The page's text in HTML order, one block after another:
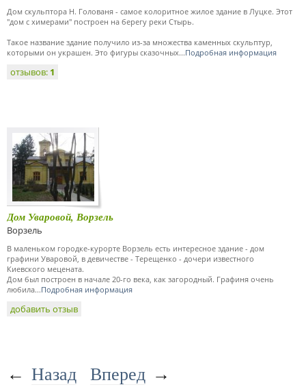
Дом скульптора Н. Голованя - самое колоритное жилое здание в Луцке. Этот
"дом с химерами" построен на берегу реки Стырь.
Такое название здание получило из-за множества каменных скульптур,
которыми он украшен. Это фигуры сказочных...Подробная информация
отзывов: 1
Дом Уваровой, Ворзель
Ворзель
В маленьком городке-курорте Ворзель есть интересное здание - дом
графини Уваровой, в девичестве - Терещенко - дочери известного
Киевского мецената.
Дом был построен в начале 20-го века, как загородный. Графиня очень
любила...Подробная информация
добавить отзыв
← Назад Вперед →